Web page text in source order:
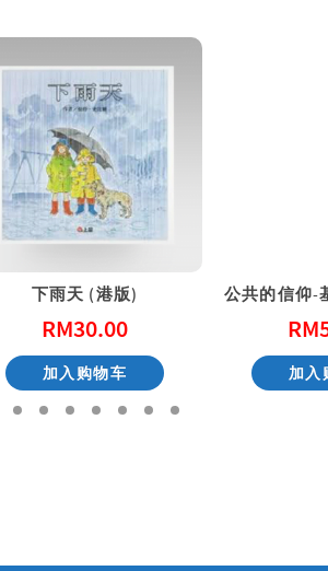
下雨天 (港版)
RM30.00
加入购物车
RM
加入